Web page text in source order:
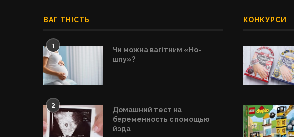
ВАГІТНІСТЬ
1
Чи можна вагітним «Но-
шпу»?
2
Домашний тест на
беременность с помощью
йода
КОНКУРСИ